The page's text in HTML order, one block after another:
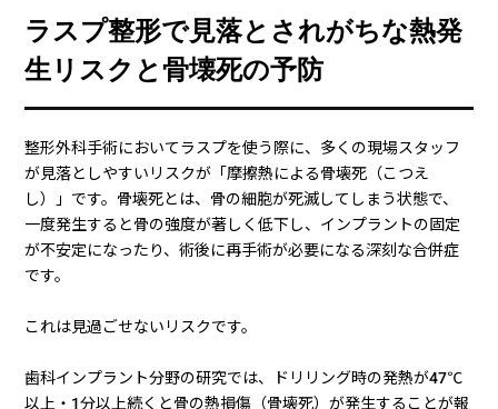
ラスプ整形で見落とされがちな熱発
生リスクと骨壊死の予防
整形外科手術においてラスプを使う際に、多くの現場スタッフ
が見落としやすいリスクが「摩擦熱による骨壊死（こつえ
し）」です。骨壊死とは、骨の細胞が死滅してしまう状態で、
一度発生すると骨の強度が著しく低下し、インプラントの固定
が不安定になったり、術後に再手術が必要になる深刻な合併症
です。
これは見過ごせないリスクです。
歯科インプラント分野の研究では、ドリリング時の発熱が47℃
以上・1分以上続くと骨の熱損傷（骨壊死）が発生することが報